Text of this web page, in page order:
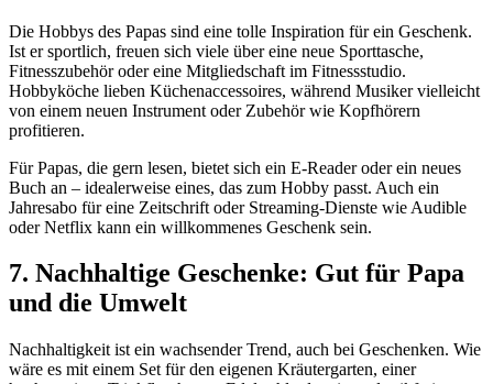
Die Hobbys des Papas sind eine tolle Inspiration für ein Geschenk.
Ist er sportlich, freuen sich viele über eine neue Sporttasche,
Fitnesszubehör oder eine Mitgliedschaft im Fitnessstudio.
Hobbyköche lieben Küchenaccessoires, während Musiker vielleicht
von einem neuen Instrument oder Zubehör wie Kopfhörern
profitieren.
Für Papas, die gern lesen, bietet sich ein E-Reader oder ein neues
Buch an – idealerweise eines, das zum Hobby passt. Auch ein
Jahresabo für eine Zeitschrift oder Streaming-Dienste wie Audible
oder Netflix kann ein willkommenes Geschenk sein.
7. Nachhaltige Geschenke: Gut für Papa
und die Umwelt
Nachhaltigkeit ist ein wachsender Trend, auch bei Geschenken. Wie
wäre es mit einem Set für den eigenen Kräutergarten, einer